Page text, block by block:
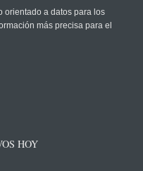
orientado a datos para los
más precisa para el
HOY